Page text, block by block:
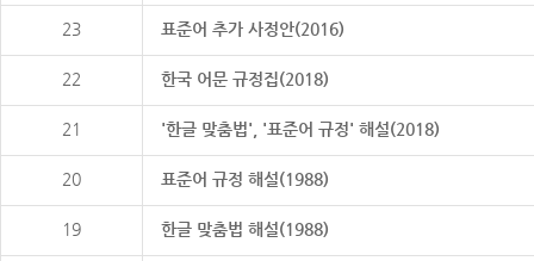
23 표준어 추가 사정안(2016)
22 한국 어문 규정집(2018)
21 '한글 맞춤법', '표준어 규정' 해설(2018)
20 표준어 규정 해설(1988)
19 한글 맞춤법 해설(1988)